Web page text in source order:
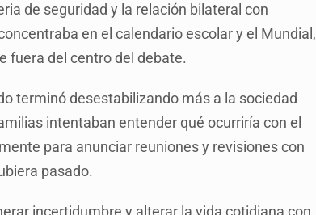
de seguridad y la relación bilateral con
en el calendario escolar y el Mundial,
fuera del centro del debate.
terminó desestabilizando más a la sociedad
intentaban entender qué ocurriría con el
para anunciar reuniones y revisiones con
pasado.